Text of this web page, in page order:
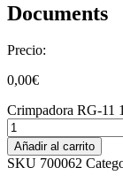
Documents
Precio:
0,00€
Crimpadora RG-11
Añadir al carrito
SKU 700062